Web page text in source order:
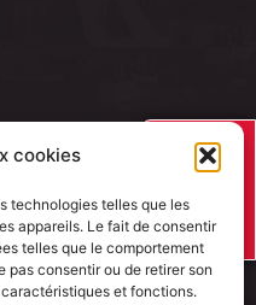
cookies
technologies telles que les
appareils. Le fait de consentir
telles que le comportement
pas consentir ou de retirer son
et fonctions.
J’AI UN
PROJET